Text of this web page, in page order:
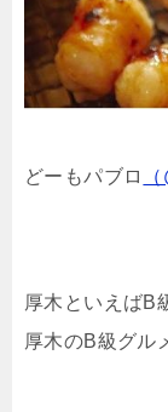
どーもパブロ
厚木といえばB
厚木のB級グル